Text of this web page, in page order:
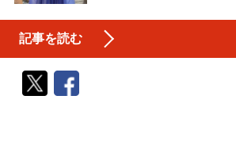
記事を読む